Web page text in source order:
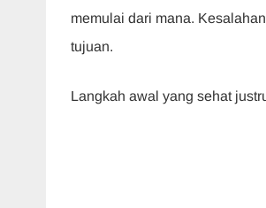
memulai dari mana.
tujuan.
Langkah awal yang sehat